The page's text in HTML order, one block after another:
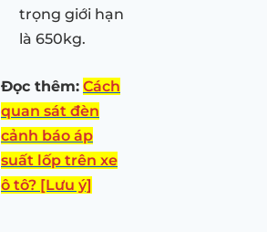
trọng giới hạn
là 650kg.
Đọc thêm: Cách
quan sát đèn
cảnh báo áp
suất lốp trên xe
ô tô? [Lưu ý]